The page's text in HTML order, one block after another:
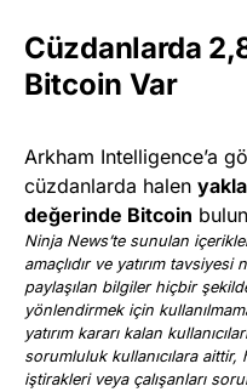
Cüzdanlarda
Bitcoin Var
Arkham Intelligence’a
cüzdanlarda halen
değerinde Bitcoin
Ninja News’te sunulan
amaçlıdır ve yatırım
paylaşılan bilgiler hiçbir
yönlendirmek için
yatırım kararı kalan
sorumluluk kullanıcılara
iştirakleri veya çalışanları